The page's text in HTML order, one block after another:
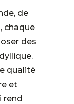
de
chaque
des
qualité
et
rend